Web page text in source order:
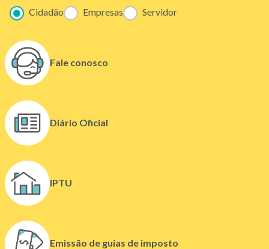
Cidadão Empresas Servidor
Fale conosco
Diário Oficial
(
l
k
a
e
IPTU
Emissão de guias de imposto